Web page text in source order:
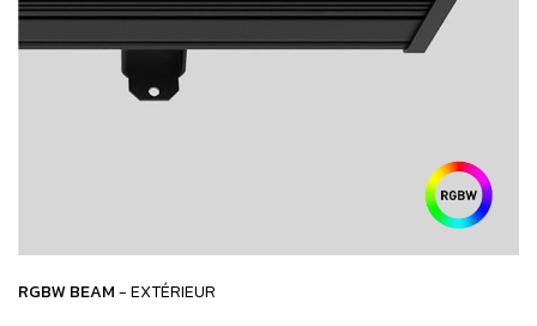
RGBW BEAM- EXTÉRIEUR